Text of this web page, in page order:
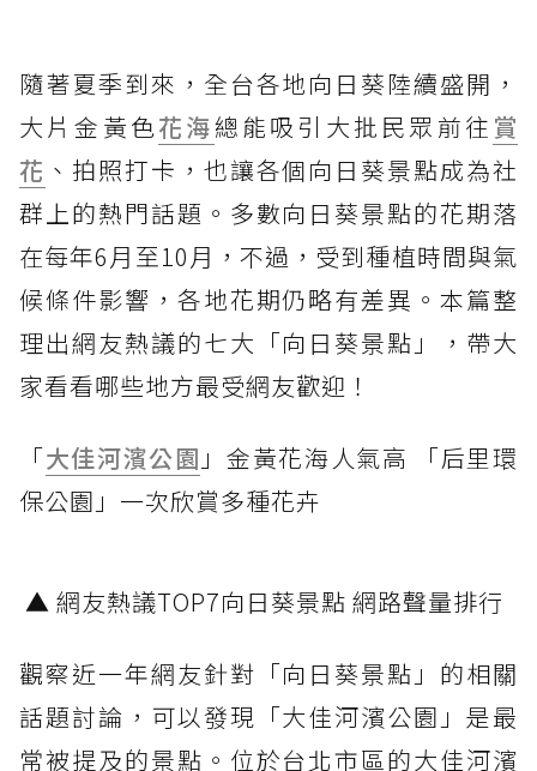
隨著夏季到來，全台各地向日葵陸續盛開，
大片金黃色花海總能吸引大批民眾前往 賞
花 、拍照打卡，也讓各個向日葵景點成為社
群上的熱門話題。多數向日葵景點的花期落
在每年6月至10月，不過，受到種植時間與氣
候條件影響，各地花期仍略有差異。本篇整
理出網友熱議的七大「向日葵景點」，帶大
家看看哪些地方最受網友歡迎！
「大佳河濱公園 」金黃花海人氣高 「后里環
保公園」一次欣賞多種花卉
▲ 網友熱議TOP7向日葵景點 網路聲量排行
觀察近一年網友針對「向日葵景點」的相關
話題討論，可以發現「大佳河濱公園」是最
常被提及的景點。位於台北市區的大佳河濱